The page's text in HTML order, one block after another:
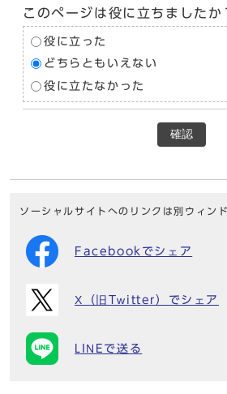
このページは役に立ちましたか
役に立った
どちらともいえない
役に立たなかった
確認
ソーシャルサイトへのリンクは別ウィン
Facebookでシェア
X（旧Twitter）でシェア
LINEで送る